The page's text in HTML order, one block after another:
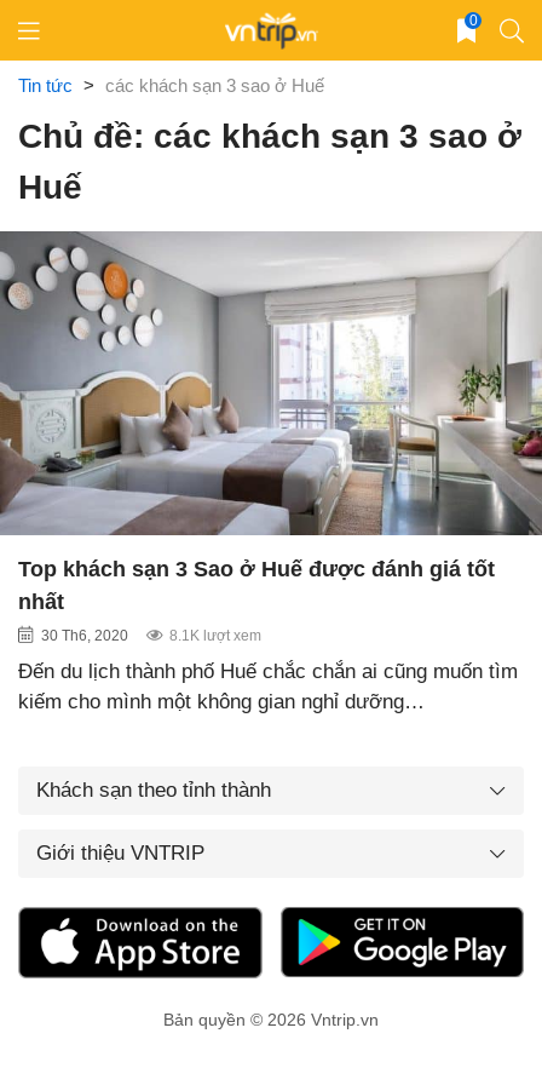
content
0
Tin tức > các khách sạn 3 sao ở Huế
Chủ đề: các khách sạn 3 sao ở
Huế
Top khách sạn 3 Sao ở Huế được đánh giá tốt
nhất
30 Th6, 2020 8.1K lượt xem
Đến du lịch thành phố Huế chắc chắn ai cũng muốn tìm
kiếm cho mình một không gian nghỉ dưỡng…
Khách sạn theo tỉnh thành
Giới thiệu VNTRIP
Bản quyền © 2026 Vntrip.vn